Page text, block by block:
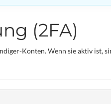
(2FA)
Konten. Wenn sie aktiv ist,